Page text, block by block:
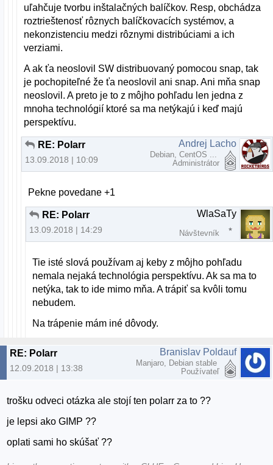
uľahčuje tvorbu inštalačných balíčkov. Resp, obchádza
roztrieštenosť rôznych balíčkovacích systémov, a
nekonzistenciu medzi rôznymi distribúciami a ich
verziami.
A ak ťa neoslovil SW distribuovaný pomocou snap, tak
je pochopiteľné že ťa neoslovil ani snap. Ani mňa snap
neoslovil. A preto je to z môjho pohľadu len jedna z
mnoha technológií ktoré sa ma netýkajú i keď majú
perspektívu.
RE: Polarr
13.09.2018 | 10:09
Andrej Lacho
Debian, CentOS ...
Administrátor
Pekne povedane +1
RE: Polarr
13.09.2018 | 14:29
WlaSaTy
Návštevník
Tie isté slová používam aj keby z môjho pohľadu
nemala nejaká technológia perspektívu. Ak sa ma to
netýka, tak to ide mimo mňa. A trápiť sa kvôli tomu
nebudem.
Na trápenie mám iné dôvody.
RE: Polarr
12.09.2018 | 13:38
Branislav Poldauf
Manjaro, Debian stable
Používateľ
trošku odveci otázka ale stojí ten polarr za to ??
je lepsi ako GIMP ??
oplati sami ho skúšať ??